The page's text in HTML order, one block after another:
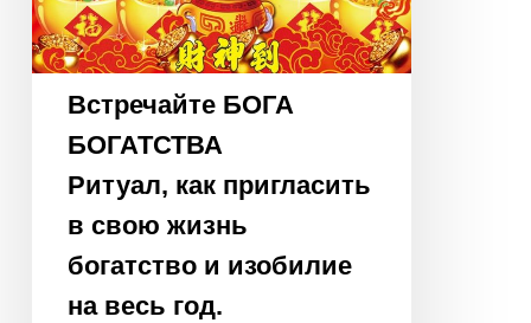
весь
год.
Встречайте БОГА
БОГАТСТВА
Ритуал, как пригласить
в свою жизнь
богатство и изобилие
на весь год.